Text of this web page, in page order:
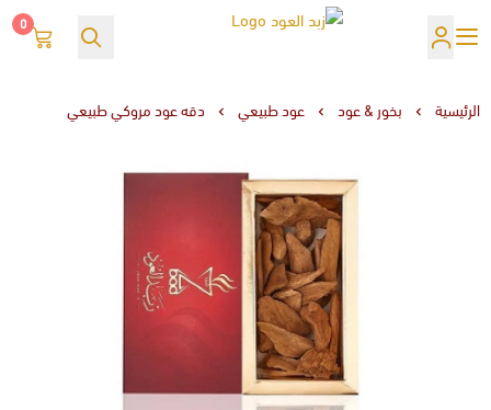
0
الرئيسية بخور & عود عود طبيعي دقه عود مروكي طبيعي